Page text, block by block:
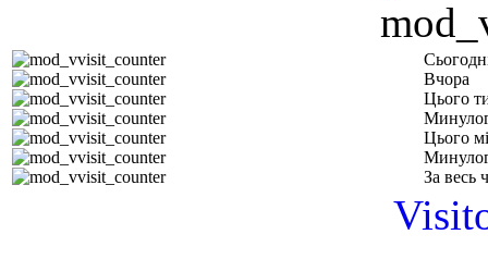
Вчора
Цього
Цього
За весь